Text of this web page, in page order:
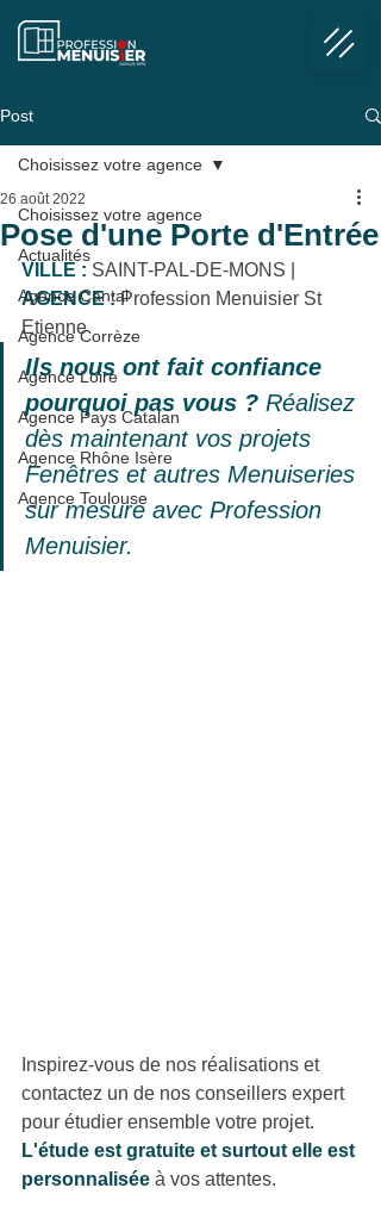
Post
Choisissez votre agence
Actualités
Agence Cantal
Agence Corrèze
Agence Loire
Agence Pays Catalan
Agence Rhône Isère
Agence Toulouse
Choisissez votre agence
Pose d'une Porte d'Entrée
26 août 2022
VILLE : SAINT-PAL-DE-MONS |
AGENCE : Profession Menuisier St
Etienne
Ils nous ont fait confiance
pourquoi pas vous ? Réalisez
dès maintenant vos projets
Fenêtres et autres Menuiseries
sur mesure avec Profession
Menuisier.
Inspirez-vous de nos réalisations et
contactez un de nos conseillers expert
pour étudier ensemble votre projet.
L'étude est gratuite et surtout elle est
personnalisée à vos attentes.